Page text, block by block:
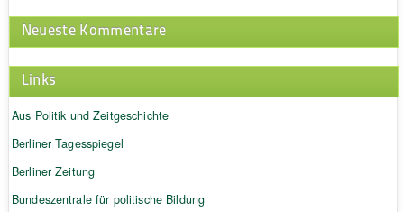
Neueste Kommentare
Links
Aus Politik und Zeitgeschichte
Berliner Tagesspiegel
Berliner Zeitung
Bundeszentrale für politische Bildung